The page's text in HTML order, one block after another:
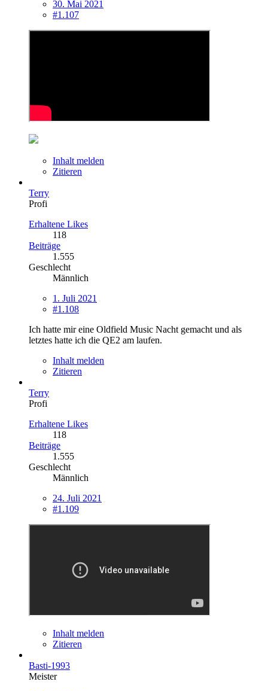
30. Mai 2021
#1.107
Inhalt melden
Zitieren
Terry
Profi
Erhaltene Likes
118
Beiträge
1.555
Geschlecht
Männlich
1. Juli 2021
#1.108
Ich hatte mir eine Oldfield Music Nacht gemacht und als
letztes hatte ich die QE2 am laufen.
Inhalt melden
Zitieren
Terry
Profi
Erhaltene Likes
118
Beiträge
1.555
Geschlecht
Männlich
24. Juli 2021
#1.109
Inhalt melden
Zitieren
Basti-1993
Meister